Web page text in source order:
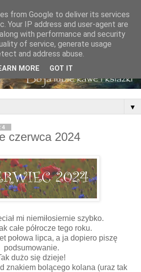
▼
czerwca 2024
mi niemiłosiernie szybko.
całe półrocze tego roku.
połowa lipca, a ja dopiero piszę
podsumowanie.
dużo się dzieje!
znakiem bolącego kolana (uraz tak
from Google to deliver its services
Your IP address and user-agent are
with performance and security
of service, generate usage
and address abuse.
MORE GOT IT